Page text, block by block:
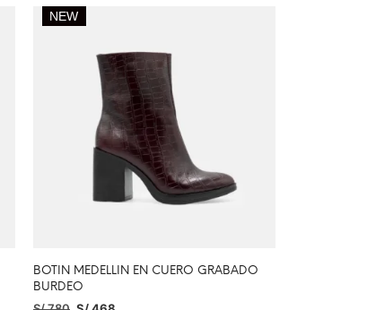
NEW
BOTIN MEDELLIN EN CUERO GRABADO
BURDEO